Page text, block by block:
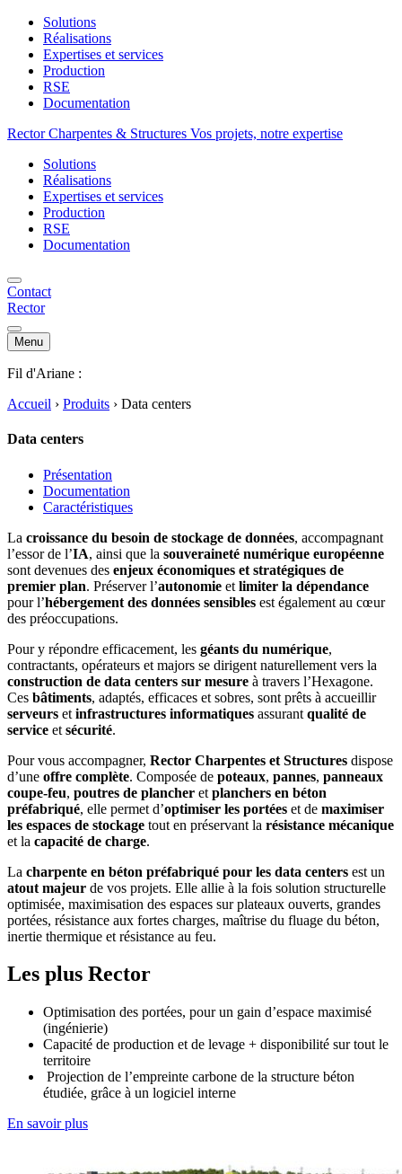
Solutions
Réalisations
Expertises et services
Production
RSE
Documentation
Rector Charpentes & Structures Vos projets, notre expertise
Solutions
Réalisations
Expertises et services
Production
RSE
Documentation
Contact
Rector
Menu
Fil d'Ariane :
Accueil › Produits › Data centers
Data centers
Présentation
Documentation
Caractéristiques
La croissance du besoin de stockage de données, accompagnant
l’essor de l’IA, ainsi que la souveraineté numérique européenne
sont devenues des enjeux économiques et stratégiques de
premier plan. Préserver l’autonomie et limiter la dépendance
pour l’hébergement des données sensibles est également au cœur
des préoccupations.
Pour y répondre efficacement, les géants du numérique,
contractants, opérateurs et majors se dirigent naturellement vers la
construction de data centers sur mesure à travers l’Hexagone.
Ces bâtiments, adaptés, efficaces et sobres, sont prêts à accueillir
serveurs et infrastructures informatiques assurant qualité de
service et sécurité.
Pour vous accompagner, Rector Charpentes et Structures dispose
d’une offre complète. Composée de poteaux, pannes, panneaux
coupe-feu, poutres de plancher et planchers en béton
préfabriqué, elle permet d’optimiser les portées et de maximiser
les espaces de stockage tout en préservant la résistance mécanique
et la capacité de charge.
La charpente en béton préfabriqué pour les data centers est un
atout majeur de vos projets. Elle allie à la fois solution structurelle
optimisée, maximisation des espaces sur plateaux ouverts, grandes
portées, résistance aux fortes charges, maîtrise du fluage du béton,
inertie thermique et résistance au feu.
Les plus Rector
Optimisation des portées, pour un gain d’espace maximisé
(ingénierie)
Capacité de production et de levage + disponibilité sur tout le
territoire
Projection de l’empreinte carbone de la structure béton
étudiée, grâce à un logiciel interne
En savoir plus